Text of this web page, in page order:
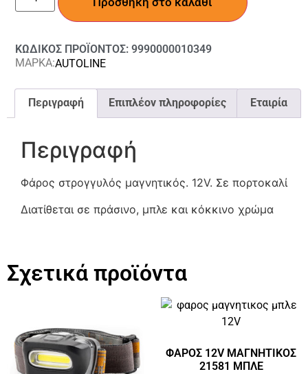
ΚΩΔΙΚΟΣ ΠΡΟΪΟΝΤΟΣ: 9990000010349
ΜΑΡΚΑ:AUTOLINE
Περιγραφή Επιπλέον πληροφορίες Εταιρία
Περιγραφή
Φάρος στρογγυλός μαγνητικός. 12V. Σε πορτοκαλί
Διατίθεται σε πράσινο, μπλε και κόκκινο χρώμα
Σχετικά προϊόντα
ΦΑΡΟΣ 12V ΜΑΓΝΗΤΙΚΟΣ
21581 ΜΠΛΕ